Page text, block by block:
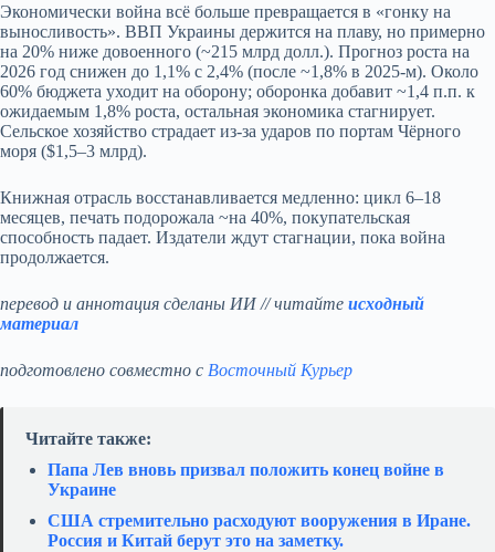
Экономически война всё больше превращается в «гонку на
выносливость». ВВП Украины держится на плаву, но примерно
на 20% ниже довоенного (~215 млрд долл.). Прогноз роста на
2026 год снижен до 1,1% с 2,4% (после ~1,8% в 2025‑м). Около
60% бюджета уходит на оборону; оборонка добавит ~1,4 п.п. к
ожидаемым 1,8% роста, остальная экономика стагнирует.
Сельское хозяйство страдает из‑за ударов по портам Чёрного
моря ($1,5–3 млрд).
Книжная отрасль восстанавливается медленно: цикл 6–18
месяцев, печать подорожала ~на 40%, покупательская
способность падает. Издатели ждут стагнации, пока война
продолжается.
перевод и аннотация сделаны ИИ // читайте исходный
материал
подготовлено совместно с Восточный Курьер
Читайте также:
Папа Лев вновь призвал положить конец войне в
Украине
США стремительно расходуют вооружения в Иране.
Россия и Китай берут это на заметку.